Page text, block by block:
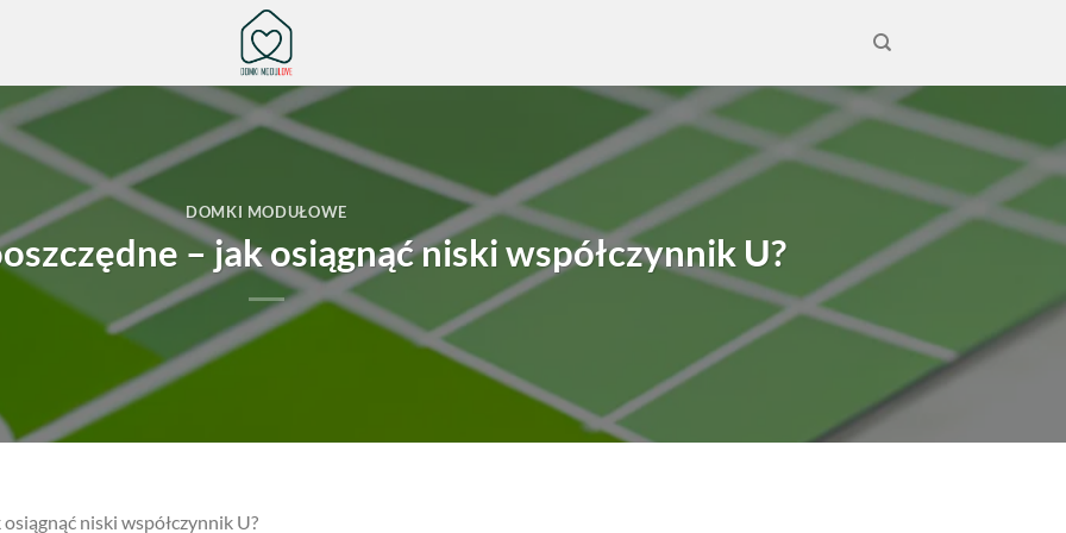
DOMKI MODUŁOWE
– jak osiągnąć niski współczynnik U?
niski współczynnik U?